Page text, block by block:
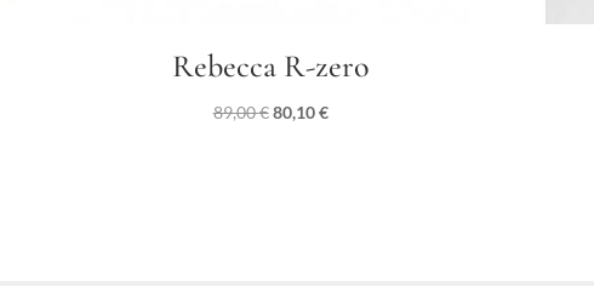
Rebecca R-zero
89,00€Il
80,10€Il